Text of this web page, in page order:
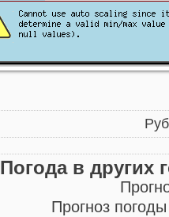
Погода в других
Прогноз